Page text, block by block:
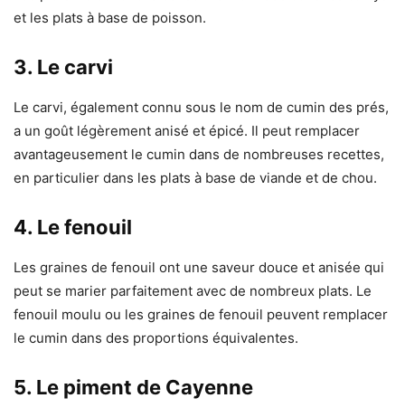
et les plats à base de poisson.
3. Le carvi
Le carvi, également connu sous le nom de cumin des prés,
a un goût légèrement anisé et épicé. Il peut remplacer
avantageusement le cumin dans de nombreuses recettes,
en particulier dans les plats à base de viande et de chou.
4. Le fenouil
Les graines de fenouil ont une saveur douce et anisée qui
peut se marier parfaitement avec de nombreux plats. Le
fenouil moulu ou les graines de fenouil peuvent remplacer
le cumin dans des proportions équivalentes.
5. Le piment de Cayenne